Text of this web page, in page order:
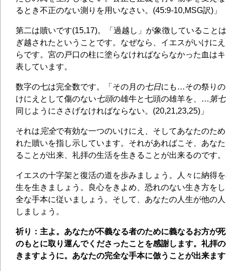
るとき不正のない測りを用いなさい。(45:9-10,MSG訳)」
第二は贖いです(15,17)。「過越し」が象徴していること
ぎ越されたということです。なぜなら、イエスがいけに
らです。宮の戸口の柱に塗らなければならなかった血は
表しています。
数字の七は完全数です。「その月の七日にも…その祭りの
けにえとして傷のない七頭の雄牛と七頭の雄羊を、… 第
同じようにささげなければならない。(20,21,23,25)」
それは完全で有効な一つのいけにえ、そしてあなたのた
れた贖いを指し示しています。それがあればこそ、あな
ることが出来、礼拝の生活を生きることが出来るのです。
イエスの十字架と復活の道を歩みましょう。人々に納得
生を生きましょう。良心をきよめ、恐れのない生き方を
全な手本に従いましょう。そして、あなたの人生が他の
しましょう。
祈り：主よ。あなたが不義なる者のために義なるお方が
のもとに取り運んでくださったことを感謝します。礼拝
きますように。あなたの完全な手本に倣うことが出来ま